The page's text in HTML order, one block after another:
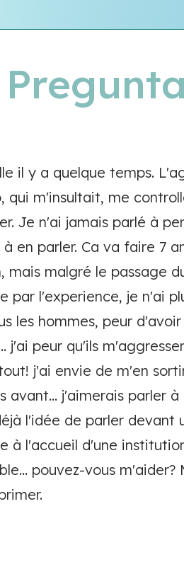
Pregunta
il y a quelque temps.
qui m'insultait, me
Je n'ai jamais parlé à
en parler. Ca va faire 7
mais malgré le passage
par l'experience, je n'ai
les hommes, peur
j'ai peur qu'ils
j'ai envie de m'en
j'aimerais parler à
l'idée de parler
à l'accueil d'une
pouvez-vous